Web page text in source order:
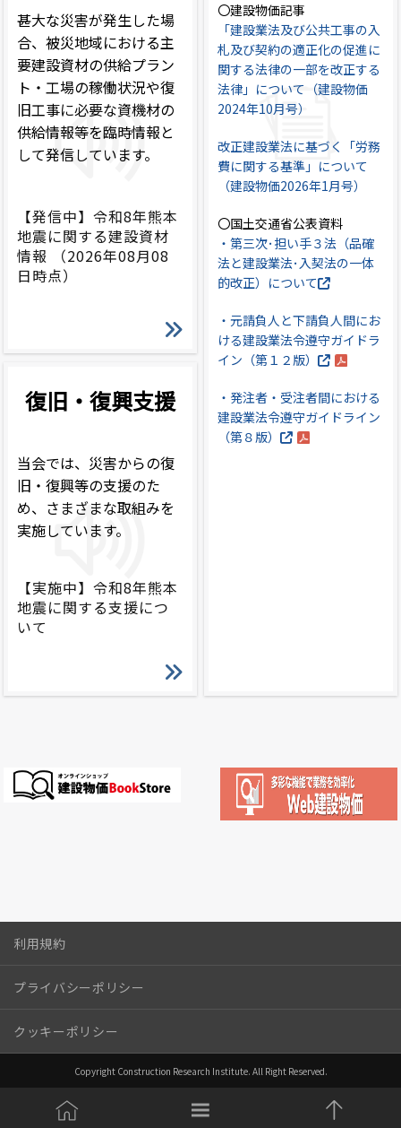
甚大な災害が発生した場
合、被災地域における主
要建設資材の供給プラン
ト・工場の稼働状況や復
旧工事に必要な資機材の
供給情報等を臨時情報と
して発信しています。
【発信中】令和8年熊本
地震に関する建設資材
情報
（2026年08月08
日時点）
復旧・復興支援
当会では、災害からの復
旧・復興等の支援のた
め、さまざまな取組みを
実施しています。
【実施中】令和8年熊本
地震に関する支援につ
いて
〇建設物価記事
「建設業法及び公共工事の入
札及び契約の適正化の促進に
関する法律の一部を改正する
法律」について（建設物価
2024年10月号）
改正建設業法に基づく「労務
費に関する基準」について
（建設物価2026年1月号）
〇国土交通省公表資料
・第三次･担い手３法（品確
法と建設業法･入契法の一体
的改正）について
・元請負人と下請負人間にお
ける建設業法令遵守ガイドラ
イン（第１２版）
・発注者・受注者間における
建設業法令遵守ガイドライン
（第８版）
利用規約
プライバシーポリシー
クッキーポリシー
Copyright Construction Research Institute. All Right Reserved.